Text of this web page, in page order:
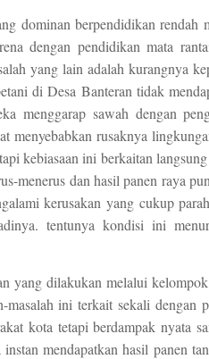
dominan berpendidikan rendah
dengan pendidikan mata
yang lain adalah kurangnya
di Desa Banteran tidak
menggarap sawah dengan
menyebabkan rusaknya
kebiasaan ini berkaitan
menerus dan hasil panen raya
kerusakan yang cukup
tentunya kondisi ini
yang dilakukan melalui
masalah ini terkait sekali
kota tetapi berdampak nyata
instan mendapatkan hasil panen